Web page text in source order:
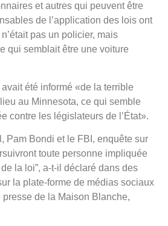
et autres qui peuvent être
de l’application des lois ont
pas un policier, mais
qui semblait être une voiture
été informé «de la terrible
au Minnesota, ce qui semble
contre les législateurs de l’État».
Pam Bondi et le FBI, enquête sur
toute personne impliquée
la loi”, a-t-il déclaré dans des
la plate-forme de médias sociaux
de la Maison Blanche,